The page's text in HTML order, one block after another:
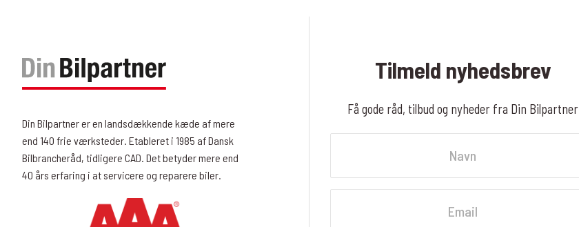
Din Bilpartner er en landsdækkende kæde af mere
end 140 frie værksteder. Etableret i 1985 af Dansk
Bilbrancheråd, tidligere CAD. Det betyder mere end
40 års erfaring i at servicere og reparere biler.
Tilmeld nyhedsbrev
Få gode råd, tilbud og nyheder fra Din Bilpartner
Fornavn